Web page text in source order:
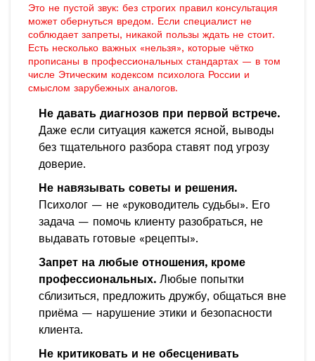
Это не пустой звук: без строгих правил консультация
может обернуться вредом. Если специалист не
соблюдает запреты, никакой пользы ждать не стоит.
Есть несколько важных «нельзя», которые чётко
прописаны в профессиональных стандартах — в том
числе Этическим кодексом психолога России и
смыслом зарубежных аналогов.
Не давать диагнозов при первой встрече.
Даже если ситуация кажется ясной, выводы
без тщательного разбора ставят под угрозу
доверие.
Не навязывать советы и решения.
Психолог — не «руководитель судьбы». Его
задача — помочь клиенту разобраться, не
выдавать готовые «рецепты».
Запрет на любые отношения, кроме
профессиональных. Любые попытки
сблизиться, предложить дружбу, общаться вне
приёма — нарушение этики и безопасности
клиента.
Не критиковать и не обесценивать